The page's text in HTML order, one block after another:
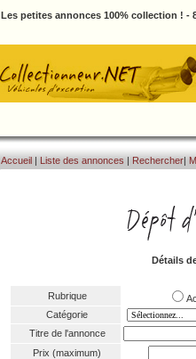
Les petites annonces 100% collection ! -
Accueil | Liste des annonces | Rechercher|
Détails
Rubrique
Catégorie
Titre de l'annonce
Prix (maximum)